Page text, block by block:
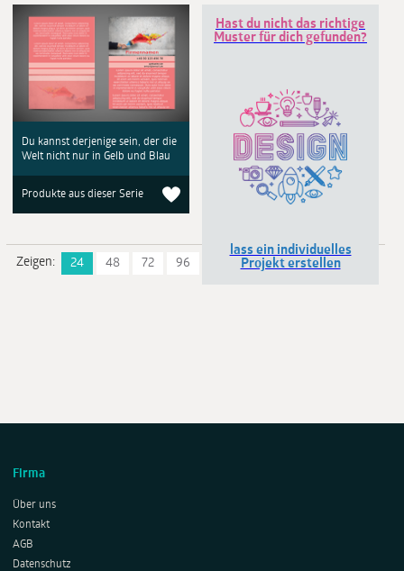
Du kannst derjenige sein, der die
Welt nicht nur in Gelb und Blau
Produkte aus dieser Serie
Hast du nicht das richtige
Muster für dich gefunden?
lass ein individuelles
Projekt erstellen
Zeigen: 24 48 72 96
Firma
Über uns
Kontakt
AGB
Datenschutz